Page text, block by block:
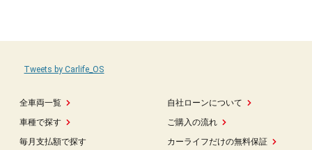
全車両一覧
車種で探す
毎月支払額で探す
自社ローンについて
ご購入の流れ
カーライフだけの無料保証
Tweets by Carlife_OS